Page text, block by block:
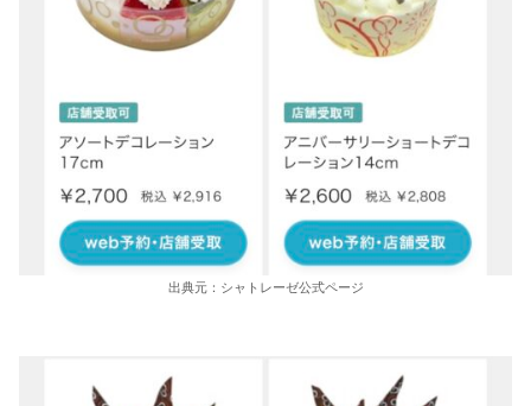
出典元：シャトレーゼ公式ページ